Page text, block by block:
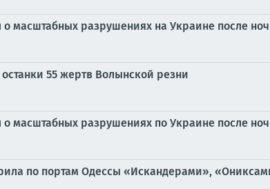
о масштабных разрушениях на Украине после
55 жертв Волынской резни
о масштабных разрушениях по Украине после
по портам Одессы «Искандерами»,